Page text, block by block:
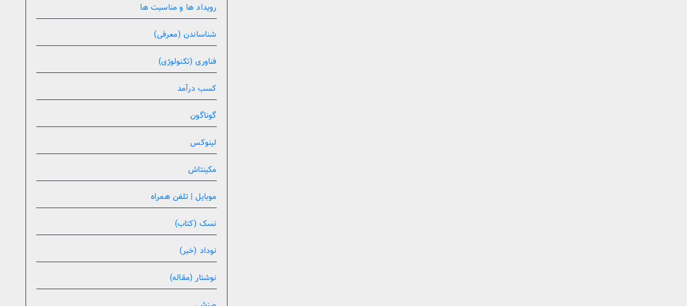
رویداد ها و مناسبت ها
شناساندن (معرفی)
فناوری (تکنولوژی)
کسب درآمد
گوناگون
لینوکس
مکینتاش
موبایل | تلفن همراه
نسک (کتاب)
نوداد (خبر)
نوشتار (مقاله)